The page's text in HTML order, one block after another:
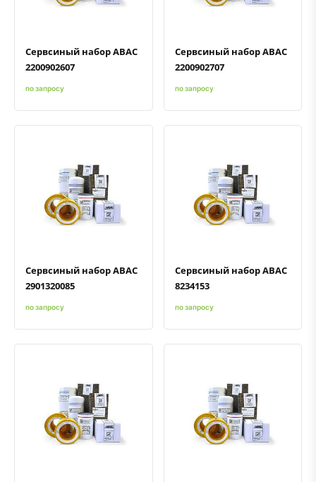
Сервсиный набор ABAC
2200902607
по запросу
Сервсиный набор ABAC
2200902707
по запросу
Быстрый просмотр
Добавить к сравнению
Добавить в избранное
Сервсиный набор ABAC
2901320085
по запросу
Быстрый просмотр
Добавить к сравнению
Добавить в избранное
Сервсиный набор ABAC
8234153
по запросу
Быстрый просмотр
Добавить к сравнению
Добавить в избранное Быстрый просмотр
Добавить к сравнению
Добавить в избранное